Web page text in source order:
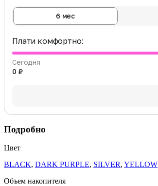
6 мес
Плати комфортно:
Сегодня
0 ₽
Подробно
Цвет
BLACK, DARK PURPLE, SILVER, YELLOW
Объем накопителя